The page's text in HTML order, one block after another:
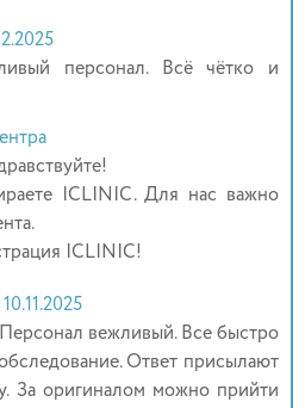
персонал. Всё чётко и
ICLINIC. Для нас важно
ICLINIC!
вежливый. Все быстро
Ответ присылают
За оригиналом можно прийти